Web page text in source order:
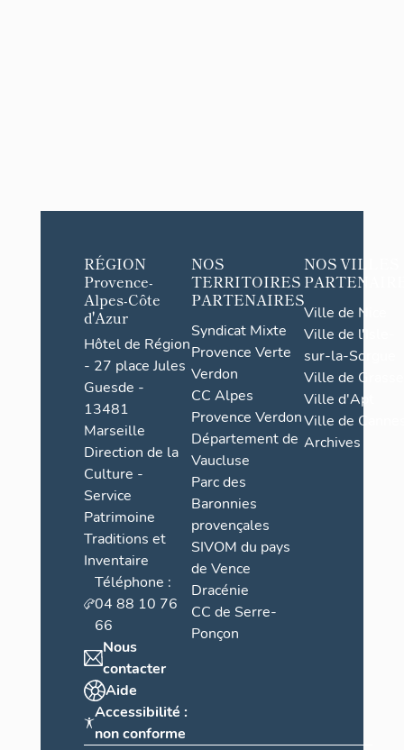
RÉGION
Provence-
Alpes-Côte
d'Azur
Hôtel de Région
- 27 place Jules
Guesde -
13481
Marseille
Direction de la
Culture -
Service
Patrimoine
Traditions et
Inventaire
Téléphone :
04 88 10 76
66
Nous
contacter
Aide
Accessibilité :
non conforme
NOS
TERRITOIRES
PARTENAIRES
Syndicat Mixte
Provence Verte
Verdon
CC Alpes
Provence Verdon
Département de
Vaucluse
Parc des
Baronnies
provençales
SIVOM du pays
de Vence
Dracénie
CC de Serre-
Ponçon
NOS VILLES
Ville de Nice
Ville de l'Isle-
sur-la-Sorgue
Ville de Grasse
Ville d'Apt
Ville de
Archives